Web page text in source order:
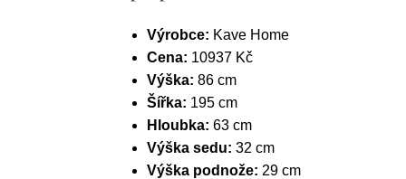
Výrobce: Kave Home
Cena: 10937 Kč
Výška: 86 cm
Šířka: 195 cm
Hloubka: 63 cm
Výška sedu: 32 cm
Výška podnože: 29 cm